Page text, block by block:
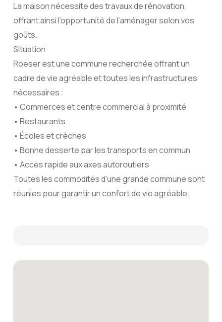
La maison nécessite des travaux de rénovation,
offrant ainsi l’opportunité de l’aménager selon vos
goûts.
Situation
Roeser est une commune recherchée offrant un
cadre de vie agréable et toutes les infrastructures
nécessaires :
• Commerces et centre commercial à proximité
• Restaurants
• Écoles et crèches
• Bonne desserte par les transports en commun
• Accès rapide aux axes autoroutiers
Toutes les commodités d’une grande commune sont
réunies pour garantir un confort de vie agréable.